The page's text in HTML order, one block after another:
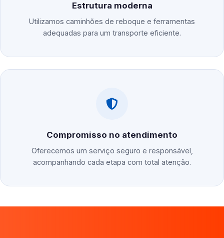
Estrutura moderna
Utilizamos caminhões de reboque e ferramentas
adequadas para um transporte eficiente.
Compromisso no atendimento
Oferecemos um serviço seguro e responsável,
acompanhando cada etapa com total atenção.